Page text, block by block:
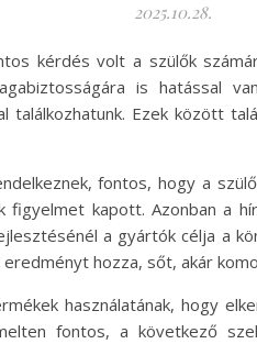
2025.10.28.
kérdés volt a szülők
is hatással
Ezek között
fontos, hogy a
kapott. Azonban a
a gyártók célja a
hozza, sőt, akár
használatának, hogy
fontos, a következő